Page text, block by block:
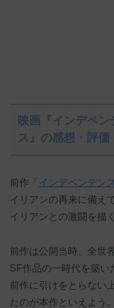
映画『インデペ
ス』の感想・評価
前作「 インデペンデン
イリアンの再来に備え
イリアンとの激闘を描く
前作は公開当時、全世
SF作品の一時代を築い
前作に引けをとらない
たのが本作といえよう